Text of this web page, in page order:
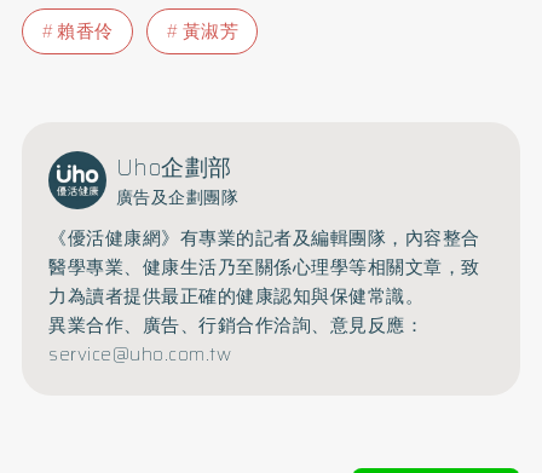
賴香伶 黃淑芳
Uho企劃部
廣告及企劃團隊
《優活健康網》有專業的記者及編輯團隊，內容整合
醫學專業、健康生活乃至關係心理學等相關文章，致
力為讀者提供最正確的健康認知與保健常識。
異業合作、廣告、行銷合作洽詢、意見反應：
service@uho.com.tw